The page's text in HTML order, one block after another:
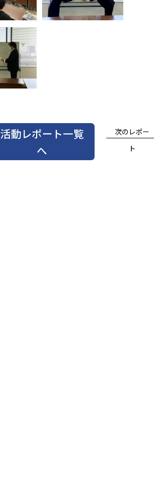
活動レポート一覧
へ
次のレポー
ト